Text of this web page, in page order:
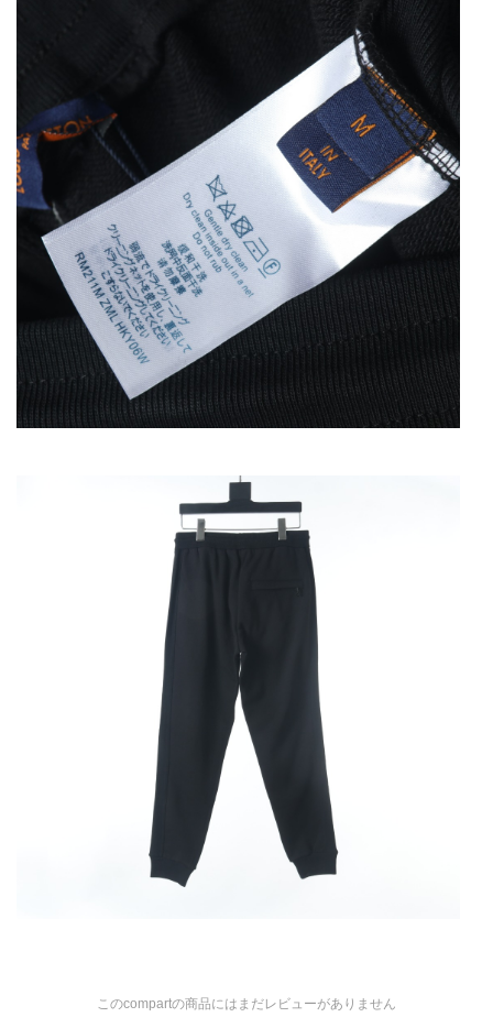
このcompartの商品にはまだレビューがありません